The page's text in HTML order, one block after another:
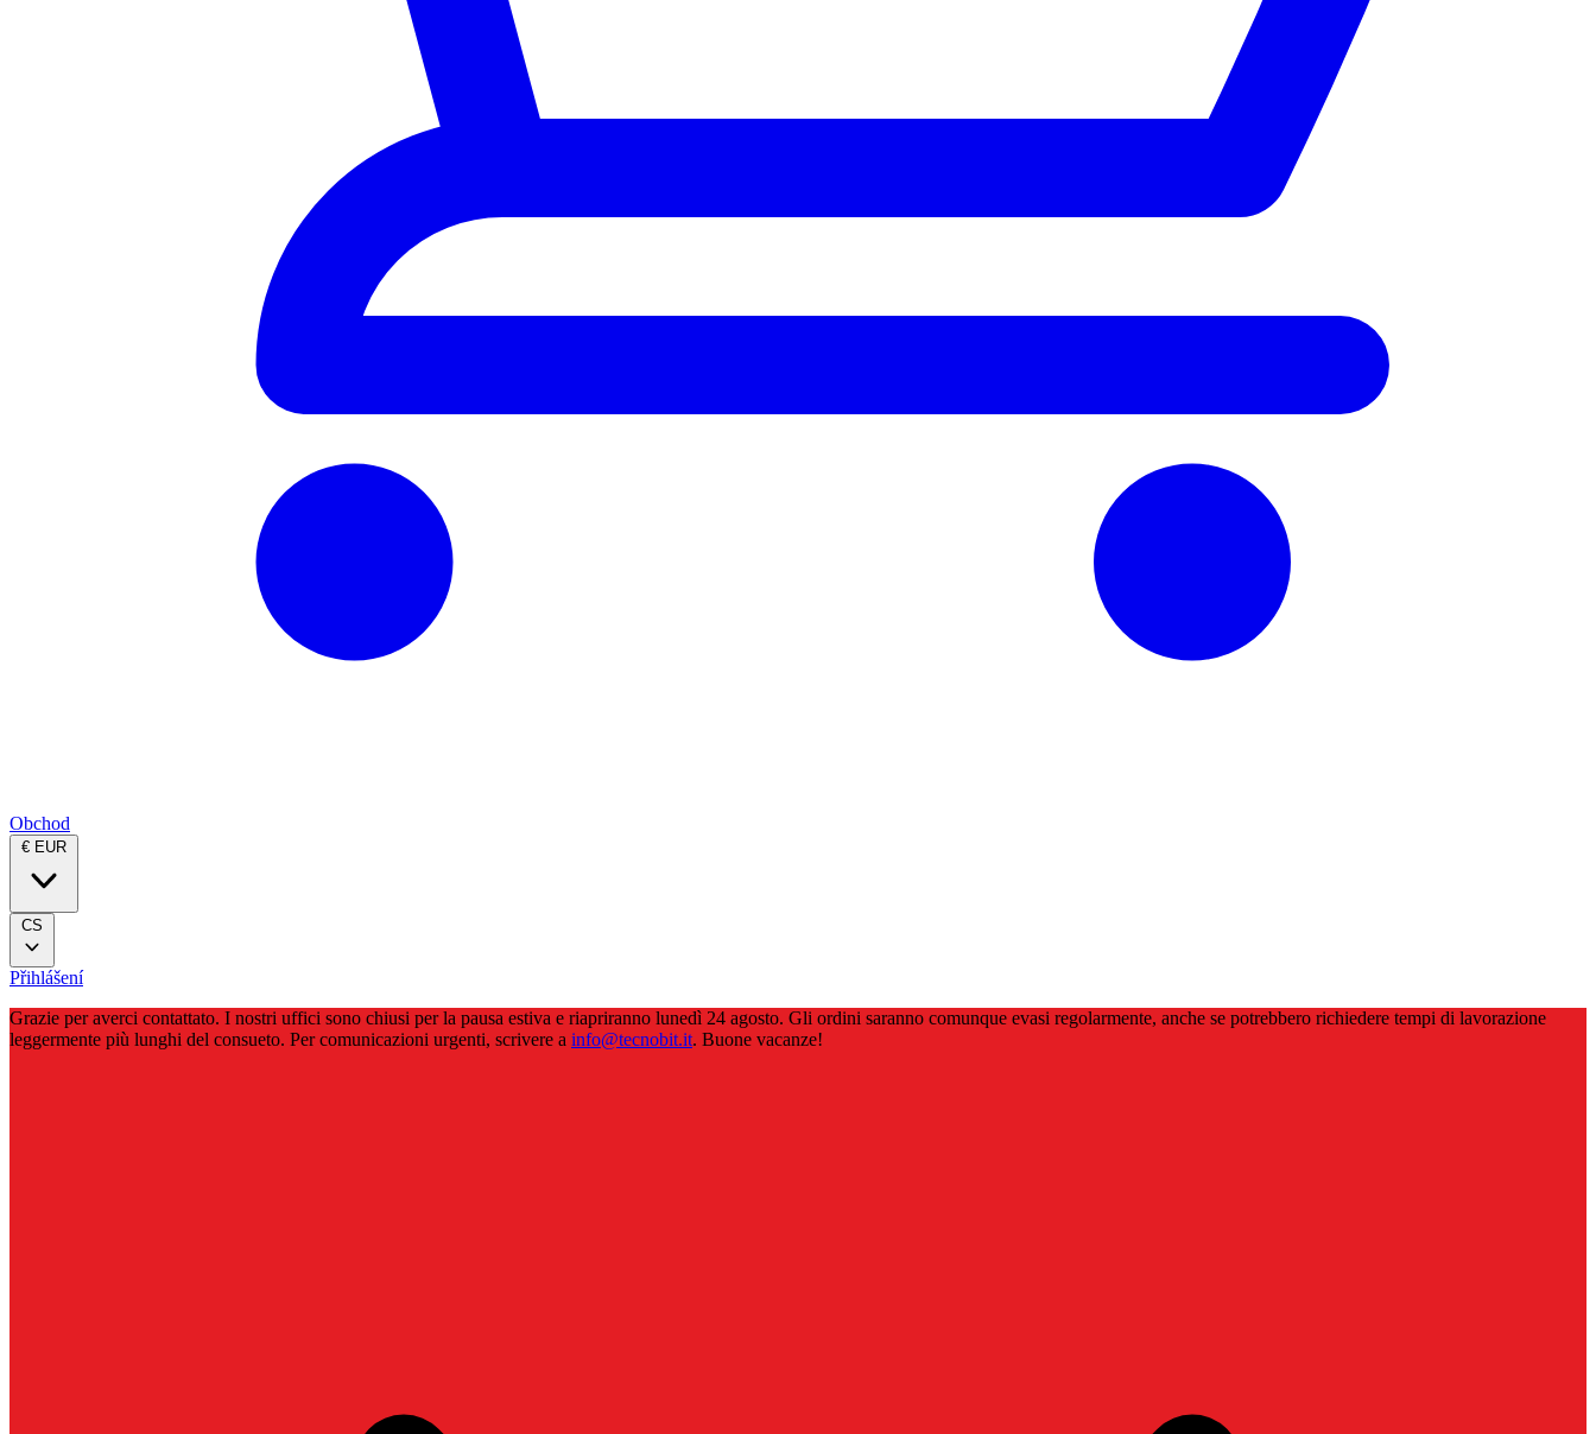
Obchod
€ EUR
CS
Přihlášení
Grazie per averci contattato. I nostri uffici sono chiusi per la pausa estiva e riapriranno lunedì 24 agosto. Gli ordini saranno comunque evasi regolarmente, anche se potrebbero richiedere tempi di lavorazione
leggermente più lunghi del consueto. Per comunicazioni urgenti, scrivere a info@tecnobit.it. Buone vacanze!